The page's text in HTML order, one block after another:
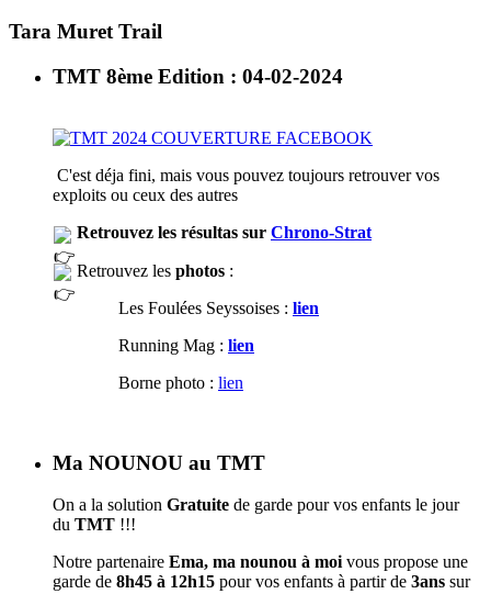
Tara Muret Trail
TMT 8ème Edition : 04-02-2024
C'est déja fini, mais vous pouvez toujours retrouver vos
exploits ou ceux des autres
Retrouvez les résultas sur Chrono-Strat
Retrouvez les photos :
Les Foulées Seyssoises : lien
Running Mag : lien
Borne photo : lien
Ma NOUNOU au TMT
On a la solution Gratuite de garde pour vos enfants le jour
du TMT !!!
Notre partenaire Ema, ma nounou à moivous propose une
garde de 8h45 à 12h15 pour vos enfants à partir de 3ans sur